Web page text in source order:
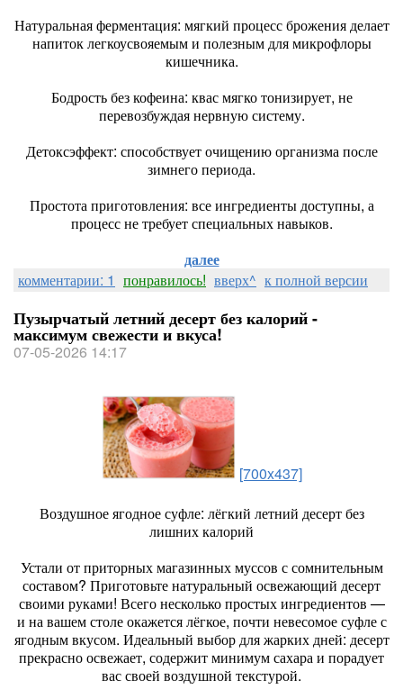
Натуральная ферментация: мягкий процесс брожения делает
напиток легкоусвояемым и полезным для микрофлоры
кишечника.
Бодрость без кофеина: квас мягко тонизирует, не
перевозбуждая нервную систему.
Детоксэффект: способствует очищению организма после
зимнего периода.
Простота приготовления: все ингредиенты доступны, а
процесс не требует специальных навыков.
далее
комментарии: 1 понравилось! вверх^ к полной версии
Пузырчатый летний десерт без калорий -
максимум свежести и вкуса!
07-05-2026 14:17
[700x437]
Воздушное ягодное суфле: лёгкий летний десерт без
лишних калорий
Устали от приторных магазинных муссов с сомнительным
составом? Приготовьте натуральный освежающий десерт
своими руками! Всего несколько простых ингредиентов —
и на вашем столе окажется лёгкое, почти невесомое суфле с
ягодным вкусом. Идеальный выбор для жарких дней: десерт
прекрасно освежает, содержит минимум сахара и порадует
вас своей воздушной текстурой.